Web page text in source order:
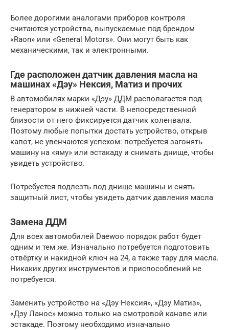
Более дорогими аналогами приборов контроля
считаются устройства, выпускаемые под брендом
«Raon» или «General Motors». Они могут быть как
механическими, так и электронными.
Где расположен датчик давления масла на
машинах «Дэу» Нексия, Матиз и прочих
В автомобилях марки «Дэу» ДДМ располагается под
генератором в нижней части. В непосредственной
близости от него фиксируется датчик коленвала.
Поэтому любые попытки достать устройство, открыв
капот, не увенчаются успехом: потребуется загонять
машину на «яму» или эстакаду и снимать днище, чтобы
увидеть устройство.
Потребуется подлезть под днище машины и снять
защитный лист, чтобы увидеть датчик давления масла
Замена ДДМ
Для всех автомобилей Daewoo порядок работ будет
одним и тем же. Изначально потребуется подготовить
отвёртку и накидной ключ на 24, а также тару для масла.
Никаких других инструментов и приспособлений не
потребуется.
Заменить устройство на «Дэу Нексия», «Дэу Матиз»,
«Дэу Ланос» можно только на смотровой канаве или
эстакаде. Поэтому необходимо изначально